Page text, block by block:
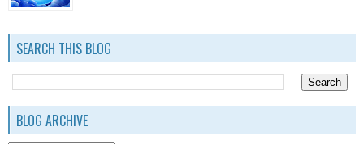
SEARCH THIS BLOG
BLOG ARCHIVE